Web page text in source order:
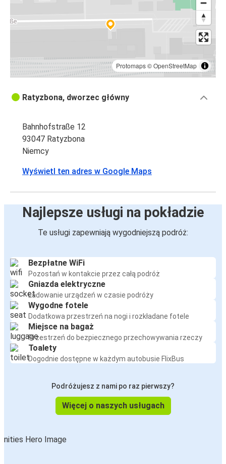
Protomaps©OpenStreetMap
Ratyzbona, dworzec główny
Bahnhofstraße 12
93047 Ratyzbona
Niemcy
Wyświetl ten adres w Google Maps
Najlepsze usługi na pokładzie
Te usługi zapewniają wygodniejszą podróż:
Bezpłatne WiFi
Pozostań w kontakcie przez całą podróż
Gniazda elektryczne
Ładowanie urządzeń w czasie podróży
Wygodne fotele
Dodatkowa przestrzeń na nogi i rozkładane fotele
Miejsce na bagaż
Przestrzeń do bezpiecznego przechowywania rzeczy
Toalety
Dogodnie dostępne w każdym autobusie FlixBus
Podróżujesz z nami po raz pierwszy?
Więcej o naszych usługach